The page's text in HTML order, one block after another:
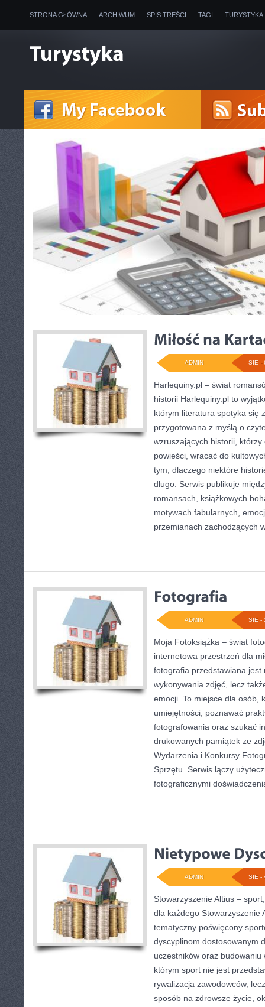
STRONA GŁÓWNA ARCHIWUM SPIS TREŚCI TAGI
Andy (Ameryka Południowa)
Fundacja Think to centrum, w którym kompetencje spotykają się z
dynamiczna organizacja, której misją jest wzmacnianie kompetencji
społeczeństwa opartego na wiedzy. Działalność fundacji koncentruje
między środowiskami oraz wdrażaniu projektów odpowiadających na
stanowi źródło rzetelnych informacji dla ...
SIE -
ADMIN
Harlequiny.pl – świat
historii Harlequiny.pl to
którym literatura spotyka się
przygotowana z myślą o
wzruszających historii,
powieści, wracać do
tym, dlaczego niektóre
długo. Serwis publikuje
romansach, książkowych
motywach fabularnych,
przemianach zachodzących
SIE -
ADMIN
Moja Fotoksiążka – świat
internetowa przestrzeń dla
fotografia przedstawiana jest
wykonywania zdjęć, lecz
emocji. To miejsce dla osób,
umiejętności, poznawać
fotografowania oraz szukać
drukowanych pamiątek ze
Wydarzenia i Konkursy
Sprzętu. Serwis łączy
fotograficznymi
SIE -
ADMIN
Stowarzyszenie Altius –
dla każdego Stowarzyszenie
tematyczny poświęcony
dyscyplinom dostosowanym
uczestników oraz budowaniu
którym sport nie jest
rywalizacja zawodowców,
sposób na zdrowsze życie,